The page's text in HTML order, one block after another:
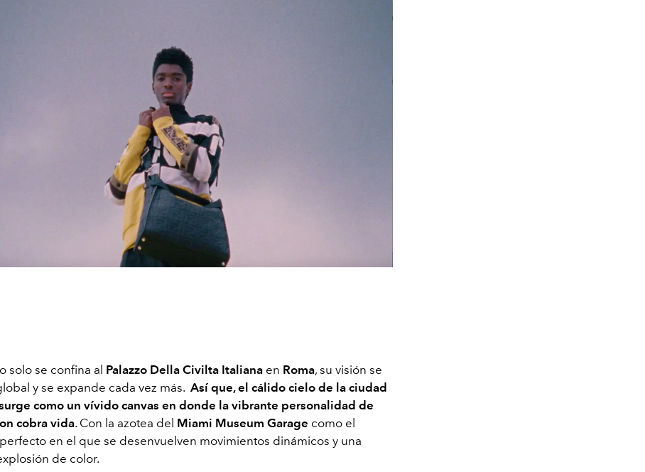
solo se confina al Palazzo Della Civilta Italiana en Roma, su visión se
y se expande cada vez más. Así que, el cálido cielo de la ciudad
como un vívido canvas en donde la vibrante personalidad de
cobra vida. Con la azotea del Miami Museum Garage como el
en el que se desenvuelven movimientos dinámicos y una
de color.